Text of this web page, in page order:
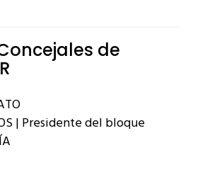
de
| Presidente del bloque